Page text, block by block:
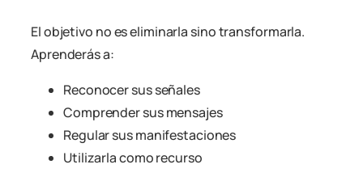
El objetivo no es eliminarla sino transformarla.
Aprenderás a:
Reconocer sus señales
Comprender sus mensajes
Regular sus manifestaciones
Utilizarla como recurso